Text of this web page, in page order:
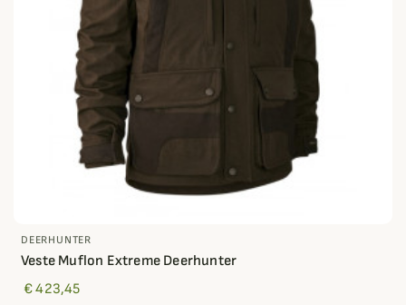
DEERHUNTER
Veste Muflon Extreme Deerhunter
€ 423,45